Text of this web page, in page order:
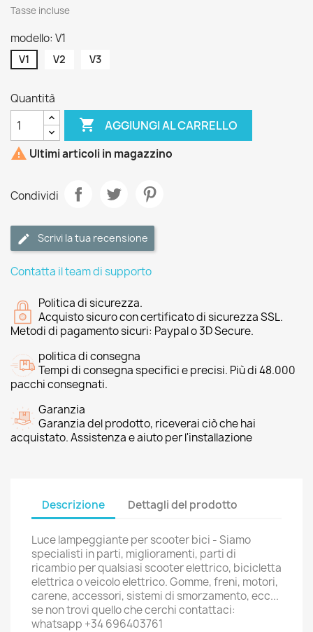
Tasse incluse
modello: V1
V1 V2 V3
Quantità
 AGGIUNGI AL CARRELLO
 Ultimi articoli in magazzino
Condividi
Scrivi la tua recensione
Contatta il team di supporto
Politica di sicurezza.
Acquisto sicuro con certificato di sicurezza SSL.
Metodi di pagamento sicuri: Paypal o 3D Secure.
politica di consegna
Tempi di consegna specifici e precisi. Più di 48.000
pacchi consegnati.
Garanzia
Garanzia del prodotto, riceverai ciò che hai
acquistato. Assistenza e aiuto per l'installazione
Descrizione Dettagli del prodotto
Luce lampeggiante per scooter bici - Siamo
specialisti in parti, miglioramenti, parti di
ricambio per qualsiasi scooter elettrico, bicicletta
elettrica o veicolo elettrico. Gomme, freni, motori,
carene, accessori, sistemi di smorzamento, ecc...
se non trovi quello che cerchi contattaci:
whatsapp +34 696403761